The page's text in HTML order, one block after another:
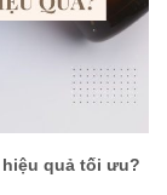
quả tối ưu?